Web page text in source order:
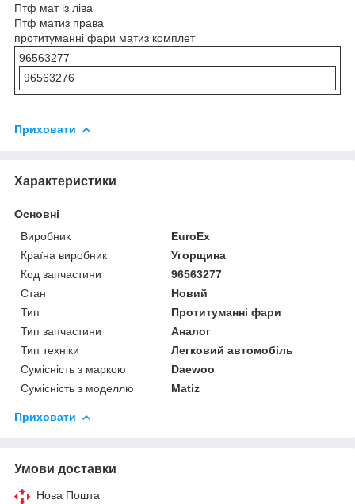
Птф мат із ліва
Птф матиз права
протитуманні фари матиз комплет
96563277
96563276
Приховати
Характеристики
Основні
Виробник
EuroEx
Країна виробник
Угорщина
Код запчастини
96563277
Стан
Новий
Тип
Протитуманні фари
Тип запчастини
Аналог
Тип техніки
Легковий автомобіль
Сумісність з маркою
Daewoo
Сумісність з моделлю
Matiz
Приховати
Умови доставки
Нова Пошта